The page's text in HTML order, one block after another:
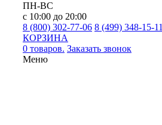
ПН-ВС
с 10:00 до 20:00
8 (800) 302-77-06 8 (499) 348-15-11
КОРЗИНА
0 товаров. Заказать звонок
Меню